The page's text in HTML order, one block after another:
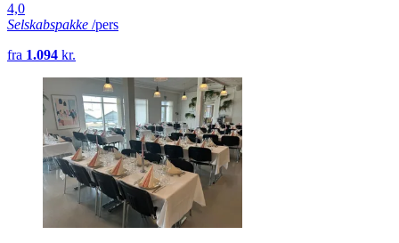
4,0
Selskabspakke /pers
fra 1.094 kr.